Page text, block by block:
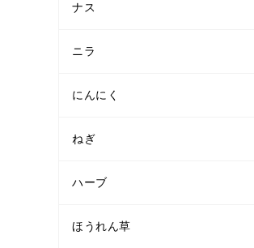
ナス
ニラ
にんにく
ねぎ
ハーブ
ほうれん草